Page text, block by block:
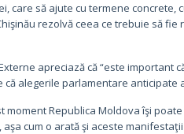
care să ajute cu termene
rezolvă ceea ce trebuie să
apreciază că “este important
că alegerile parlamentare anticipate
moment Republica Moldova îşi
cum o arată şi aceste